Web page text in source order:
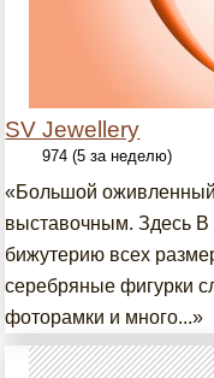
SV Jewellery
974 (5 за неделю)
«Большой
выставочным. Здесь
бижутерию всех
серебряные фигурки
фоторамки и много...»